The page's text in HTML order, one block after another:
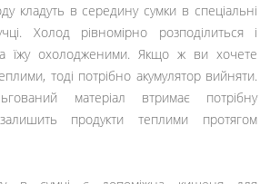
кладуть в середину сумки в спеціальні
Холод рівномірно розподілиться і
їжу охолодженими. Якщо ж ви хочете
тоді потрібно акумулятор вийняти.
матеріал втримає потрібну
продукти теплими протягом